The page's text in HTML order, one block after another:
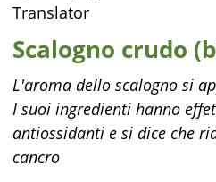
Translator
Scalogno crudo
L'aroma dello scalogno si
I suoi ingredienti hanno
antiossidanti e si dice che
cancro